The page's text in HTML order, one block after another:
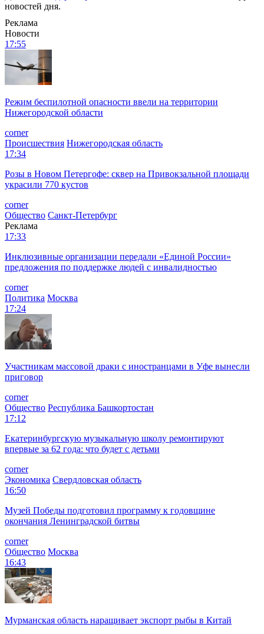
новостей дня.
Реклама
Новости
17:55
Режим беспилотной опасности ввели на территории
Нижегородской области
corner
Происшествия Нижегородская область
17:34
Розы в Новом Петергофе: сквер на Привокзальной площади
украсили 770 кустов
corner
Общество Санкт-Петербург
Реклама
17:33
Инклюзивные организации передали «Единой России»
предложения по поддержке людей с инвалидностью
corner
Политика Москва
17:24
Участникам массовой драки с иностранцами в Уфе вынесли
приговор
corner
Общество Республика Башкортостан
17:12
Екатеринбургскую музыкальную школу ремонтируют
впервые за 62 года: что будет с детьми
corner
Экономика Свердловская область
16:50
Музей Победы подготовил программу к годовщине
окончания Ленинградской битвы
corner
Общество Москва
16:43
Мурманская область наращивает экспорт рыбы в Китай